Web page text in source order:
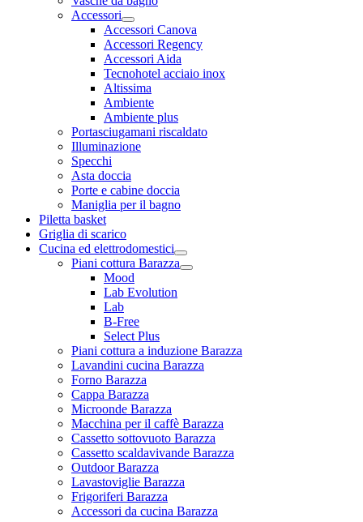
Accessori
Accessori Canova
Accessori Regency
Accessori Aida
Tecnohotel acciaio inox
Altissima
Ambiente
Ambiente plus
Portasciugamani riscaldato
Illuminazione
Specchi
Asta doccia
Porte e cabine doccia
Maniglia per il bagno
Piletta basket
Griglia di scarico
Cucina ed elettrodomestici
Piani cottura Barazza
Mood
Lab Evolution
Lab
B-Free
Select Plus
Piani cottura a induzione Barazza
Lavandini cucina Barazza
Forno Barazza
Cappa Barazza
Microonde Barazza
Macchina per il caffè Barazza
Cassetto sottovuoto Barazza
Cassetto scaldavivande Barazza
Outdoor Barazza
Lavastoviglie Barazza
Frigoriferi Barazza
Accessori da cucina Barazza